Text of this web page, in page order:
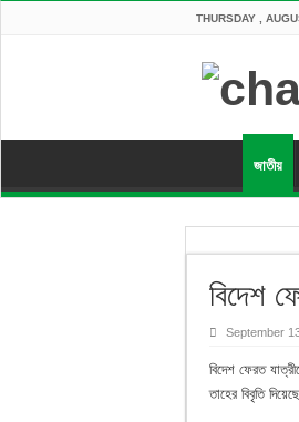
THURSDAY ,
জাতীয়
বিদেশ
September
বিদেশ ফেরত
তাহের বিবৃতি